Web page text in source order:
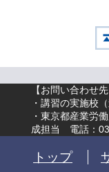
【お問い合わせ先
・講習の実施校（
・東京都産業労
成担当 電話：
トップ